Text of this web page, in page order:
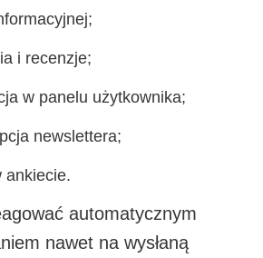
i recenzje;
w panelu użytkownika;
newslettera;
ankiecie.
automatycznym
nawet na wysłaną